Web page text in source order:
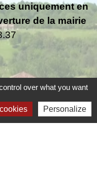
uniquement en
de la mairie
over what you want
Personalize